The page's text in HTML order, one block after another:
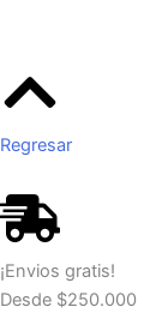
Regresar
¡Envios gratis!
Desde $250.000